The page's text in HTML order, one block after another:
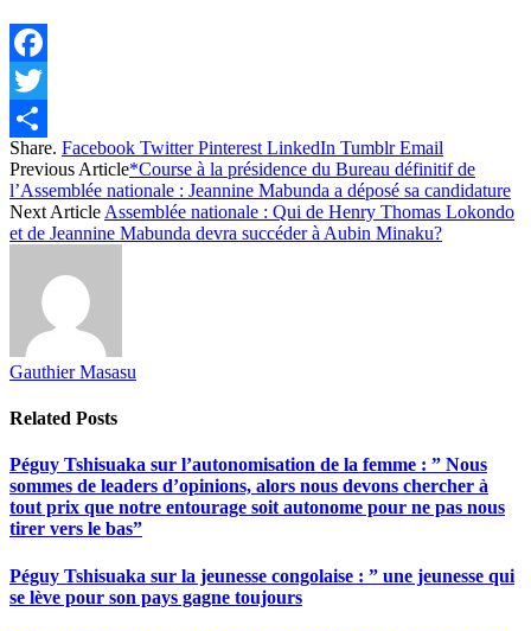
Facebook
Twitter
Share
Share. Facebook Twitter Pinterest LinkedIn Tumblr Email
Previous Article*Course à la présidence du Bureau définitif de
l’Assemblée nationale : Jeannine Mabunda a déposé sa candidature
Next Article Assemblée nationale : Qui de Henry Thomas Lokondo
et de Jeannine Mabunda devra succéder à Aubin Minaku?
Gauthier Masasu
Related Posts
Péguy Tshisuaka sur l’autonomisation de la femme : ” Nous
sommes de leaders d’opinions, alors nous devons chercher à
tout prix que notre entourage soit autonome pour ne pas nous
tirer vers le bas”
Péguy Tshisuaka sur la jeunesse congolaise : ” une jeunesse qui
se lève pour son pays gagne toujours